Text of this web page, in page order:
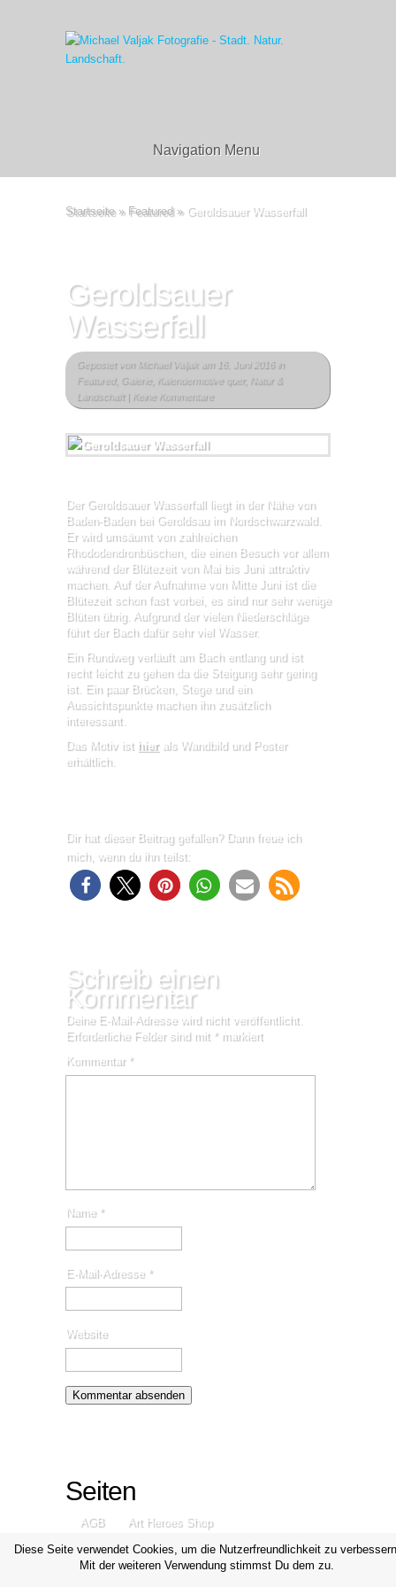
Navigation Menu
Startseite » Featured »Geroldsauer Wasserfall
Geroldsauer
Wasserfall
Gepostet von Michael Valjakam 16. Juni 2016 in
Featured, Galerie, Kalendermotive quer, Natur &
Landschaft| Keine Kommentare
Der Geroldsauer Wasserfall liegt in der Nähe von
Baden-Baden bei Geroldsau im Nordschwarzwald.
Er wird umsäumt von zahlreichen
Rhododendronbüschen, die einen Besuch vor allem
während der Blütezeit von Mai bis Juni attraktiv
machen. Auf der Aufnahme von Mitte Juni ist die
Blütezeit schon fast vorbei, es sind nur sehr wenige
Blüten übrig. Aufgrund der vielen Niederschläge
führt der Bach dafür sehr viel Wasser.
Ein Rundweg verläuft am Bach entlang und ist
recht leicht zu gehen da die Steigung sehr gering
ist. Ein paar Brücken, Stege und ein
Aussichtspunkte machen ihn zusätzlich
interessant.
Das Motiv ist hierals Wandbild und Poster
erhältlich.
Dir hat dieser Beitrag gefallen? Dann freue ich
mich, wenn du ihn teilst:
Schreib einen
Kommentar
Deine E-Mail-Adresse wird nicht veröffentlicht.
Erforderliche Felder sind mit *markiert
Kommentar *
Name *
E-Mail-Adresse *
Website
Seiten
AGB
Art Heroes Shop
Datenschutzerklärung
Disclaimer
Impressum
Kontakt
Diese Seite verwendet Cookies, um die Nutzerfreundlichkeit zu
Mit der weiteren Verwendung stimmst Du dem zu.